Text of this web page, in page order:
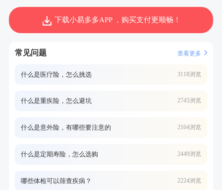
下载小易多多APP ，购买支付更顺畅！
常见问题 查看更多
什么是医疗险，怎么挑选 3118浏览
什么是重疾险，怎么避坑 2745浏览
什么是意外险，有哪些要注意的 2164浏览
什么是定期寿险，怎么选购 2449浏览
哪些体检可以筛查疾病？ 2224浏览